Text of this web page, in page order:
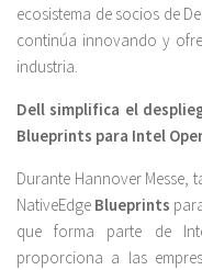
ecosistema de socios de
continúa innovando y
industria.
Dell simplifica el
Blueprints para Intel
Durante Hannover Messe,
NativeEdge Blueprints
que forma parte de
proporciona a las